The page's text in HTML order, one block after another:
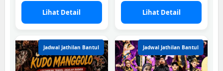
Lihat Detail Lihat Detail
Jadwal Jathilan Bantul Jadwal Jathilan Bantul